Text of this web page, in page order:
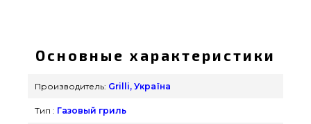
качественного производителя Grilli, Україна по
оправданной стоимости всего 74 990 грн. в
магазине грилей grillpoint.com.ua Самые лучшие
Поинт. Позвоните прямо сейчас нашим
Основные характеристики
Производитель: Grilli, Україна
Тип : Газовый гриль